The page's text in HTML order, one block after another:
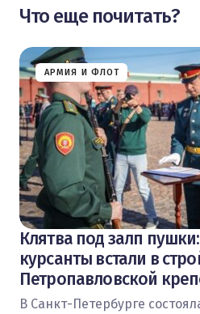
Что еще почитать?
АРМИЯ И ФЛОТ
Клятва под залп
курсанты встали в
Петропавловской
В Санкт-Петербурге